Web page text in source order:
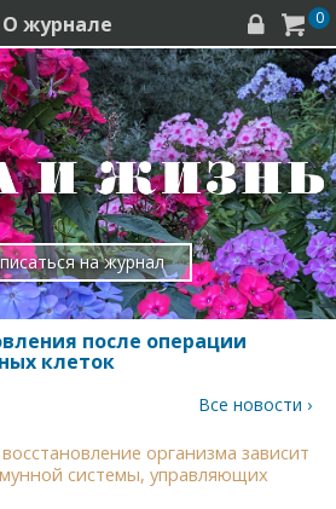
О журнале   0
на журнал
после операции
клеток
Все новости ›
организма зависит
системы, управляющих